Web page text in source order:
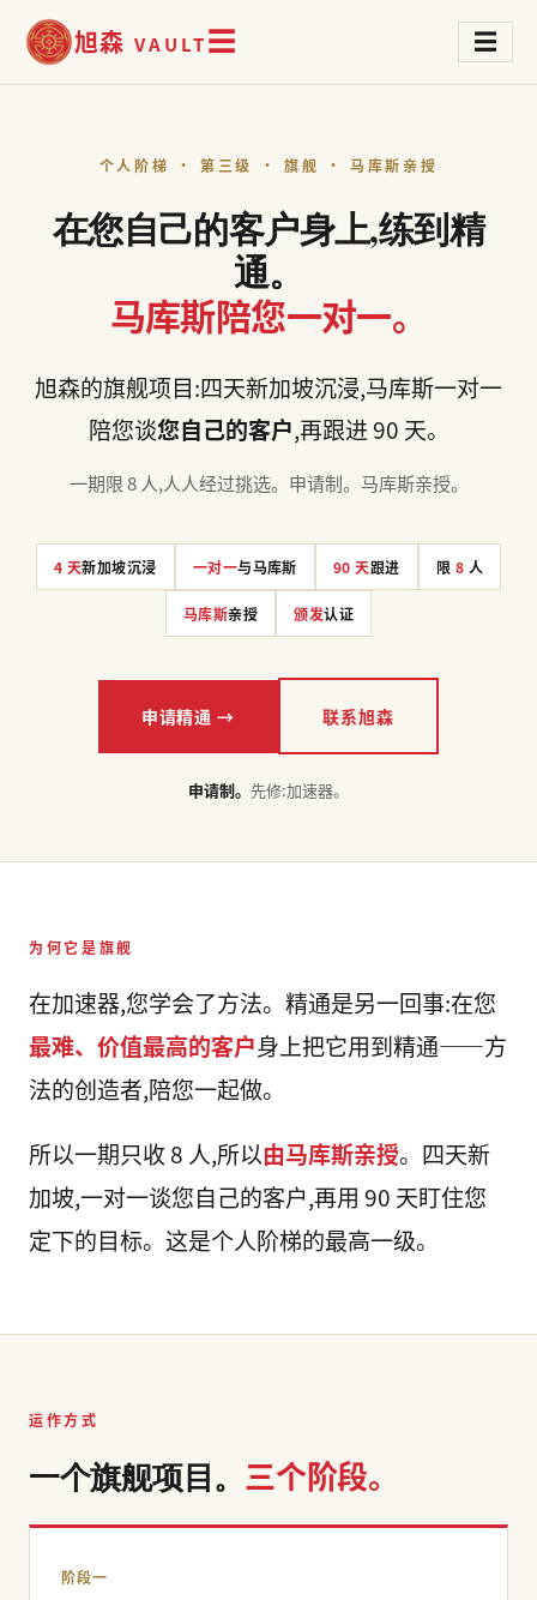
旭森 VAULT☰ ☰
个人阶梯 · 第三级 · 旗舰 · 马库斯亲授
在您自己的客户身上,练到精
通。
马库斯陪您一对一。
旭森的旗舰项目:四天新加坡沉浸,马库斯一对一
陪您谈您自己的客户,再跟进 90 天。
一期限 8 人,人人经过挑选。申请制。马库斯亲授。
4 天新加坡沉浸 一对一与马库斯 90 天跟进 限 8 人
马库斯亲授 颁发认证
申请精通 → 联系旭森
申请制。 先修:加速器。
为何它是旗舰
在加速器,您学会了方法。精通是另一回事:在您
最难、价值最高的客户身上把它用到精通——方
法的创造者,陪您一起做。
所以一期只收 8 人,所以由马库斯亲授。四天新
加坡,一对一谈您自己的客户,再用 90 天盯住您
定下的目标。这是个人阶梯的最高一级。
运作方式
一个旗舰项目。 三个阶段。
阶段一